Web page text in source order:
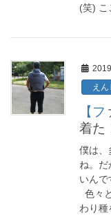
(笑)
え
【ファッション・避暑対策】BBQで
着た
僕は、
ね。だ
いん
色々
わり